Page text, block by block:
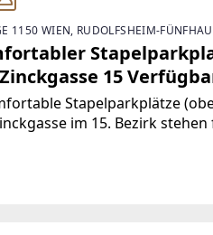
1150 WIEN, RUDOLFSHEIM-
15
Stapelparkplätze
im 15. Bezirk stehen